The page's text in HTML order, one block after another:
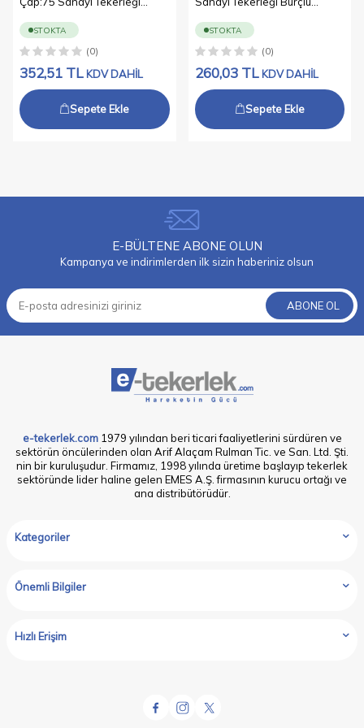
Poliamid Üzeri PVC Kaplı İkili
Teker
STOKTA
(0)
352,51 TLKDV DAHİL
Sepete Ekle
Poliamid Üzeri PVC Kaplı İkili
Teker
STOKTA
(0)
260,03TLKDV DAHİL
Sepete Ekle
E-BÜLTENE ABONE OLUN
Kampanya ve indirimlerden ilk sizin haberiniz olsun
ABONE OL
e-tekerlek.com1979 yılından beri ticari faaliyetlerini sürdüren ve
sektörün öncülerinden olan Arif Alaçam Rulman Tic. ve San. Ltd. Şti.
nin bir kuruluşudur. Firmamız, 1998 yılında üretime başlayıp tekerlek
sektöründe lider haline gelen EMES A.Ş. firmasının kurucu ortağı ve
ana distribütörüdür.
Kategoriler
Önemli Bilgiler
Hızlı Erişim